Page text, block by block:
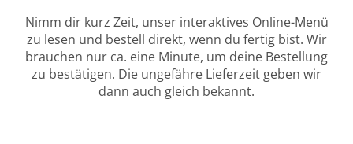
Nimm dir kurz Zeit, unser interaktives Online-Menü
zu lesen und bestell direkt, wenn du fertig bist. Wir
brauchen nur ca. eine Minute, um deine Bestellung
zu bestätigen. Die ungefähre Lieferzeit geben wir
dann auch gleich bekannt.